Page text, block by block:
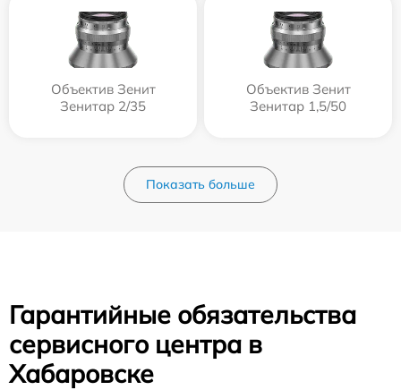
Объектив Зенит
Зенитар 2/35
Объектив Зенит
Зенитар 1,5/50
Показать больше
Гарантийные обязательства
сервисного центра в
Хабаровске